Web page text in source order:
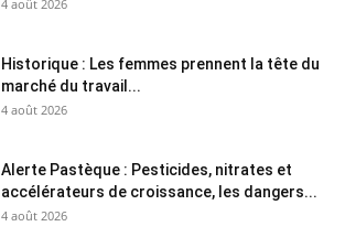
4 août 2026
Historique : Les femmes prennent la tête du
marché du travail...
4 août 2026
Alerte Pastèque : Pesticides, nitrates et
accélérateurs de croissance, les dangers...
4 août 2026